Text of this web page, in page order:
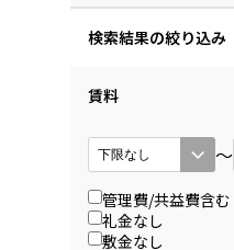
検索結果の絞り込み
賃料
〜
管理費/共益費含む
礼金なし
敷金なし